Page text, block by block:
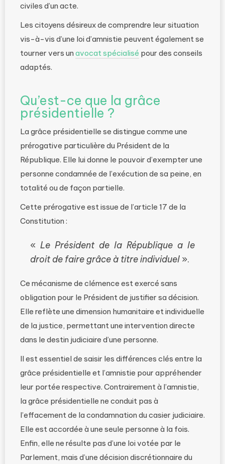
civiles d’un acte.
Les citoyens désireux de comprendre leur situation
vis-à-vis d’une loi d’amnistie peuvent également se
tourner vers un avocat spécialisé pour des conseils
adaptés.
Qu’est-ce que la grâce
présidentielle ?
La grâce présidentielle se distingue comme une
prérogative particulière du Président de la
République. Elle lui donne le pouvoir d’exempter une
personne condamnée de l’exécution de sa peine, en
totalité ou de façon partielle.
Cette prérogative est issue de l’article 17 de la
Constitution :
« Le Président de la République a le
droit de faire grâce à titre individuel ».
Ce mécanisme de clémence est exercé sans
obligation pour le Président de justifier sa décision.
Elle reflète une dimension humanitaire et individuelle
de la justice, permettant une intervention directe
dans le destin judiciaire d’une personne.
Il est essentiel de saisir les différences clés entre la
grâce présidentielle et l’amnistie pour appréhender
leur portée respective. Contrairement à l’amnistie,
la grâce présidentielle ne conduit pas à
l’effacement de la condamnation du casier judiciaire.
Elle est accordée à une seule personne à la fois.
Enfin, elle ne résulte pas d’une loi votée par le
Parlement, mais d’une décision discrétionnaire du